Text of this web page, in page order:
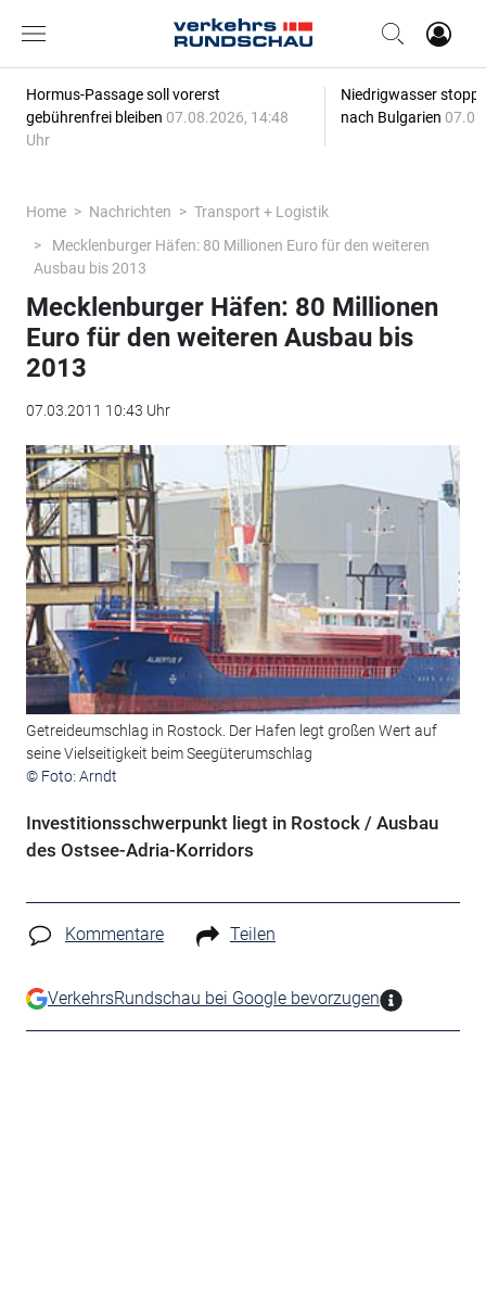
Hormus-Passage soll vorerst
gebührenfrei bleiben 07.08.2026, 14:48
Uhr
Niedrigwasser
nach Bulgarien
Home Nachrichten
Transport + Logistik
Mecklenburger Häfen: 80 Millionen Euro für den weiteren
Ausbau bis 2013
Mecklenburger Häfen: 80 Millionen
Euro für den weiteren Ausbau bis
2013
07.03.2011 10:43 Uhr
Getreideumschlag in Rostock. Der Hafen legt großen Wert auf
seine Vielseitigkeit beim Seegüterumschlag
© Foto: Arndt
Investitionsschwerpunkt liegt in Rostock / Ausbau
des Ostsee-Adria-Korridors
Kommentare Teilen
VerkehrsRundschau bei Google bevorzugen